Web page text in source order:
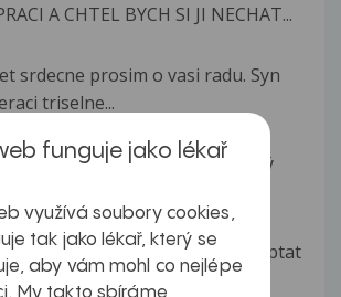
A CHTEL BYCH SI JI NECHAT...
srdecne prosim o vasi radu. Syn
triselne...
asi tři dny mne trápil silný suchý
sirupu...
se Daniel a chtěl bych se zeptat
spodní...
funguje jako lékař
využívá soubory cookies,
tak jako lékař, který se
aby vám mohl co nejlépe
My takto sbíráme